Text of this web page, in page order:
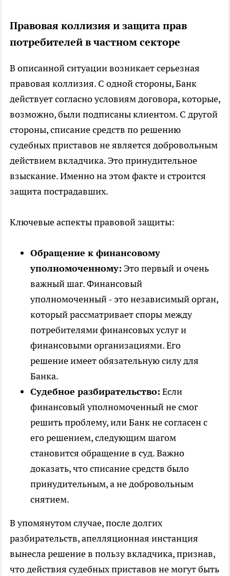
Правовая коллизия и защита прав
потребителей в частном секторе
В описанной ситуации возникает серьезная
правовая коллизия. С одной стороны, Банк
действует согласно условиям договора, которые,
возможно, были подписаны клиентом. С другой
стороны, списание средств по решению
судебных приставов не является добровольным
действием вкладчика. Это принудительное
взыскание. Именно на этом факте и строится
защита пострадавших.
Ключевые аспекты правовой защиты:
Обращение к финансовому
уполномоченному: Это первый и очень
важный шаг. Финансовый
уполномоченный - это независимый орган,
который рассматривает споры между
потребителями финансовых услуг и
финансовыми организациями. Его
решение имеет обязательную силу для
Банка.
Судебное разбирательство: Если
финансовый уполномоченный не смог
решить проблему, или Банк не согласен с
его решением, следующим шагом
становится обращение в суд. Важно
доказать, что списание средств было
принудительным, а не добровольным
снятием.
В упомянутом случае, после долгих
разбирательств, апелляционная инстанция
вынесла решение в пользу вкладчика, признав,
что действия судебных приставов не могут быть